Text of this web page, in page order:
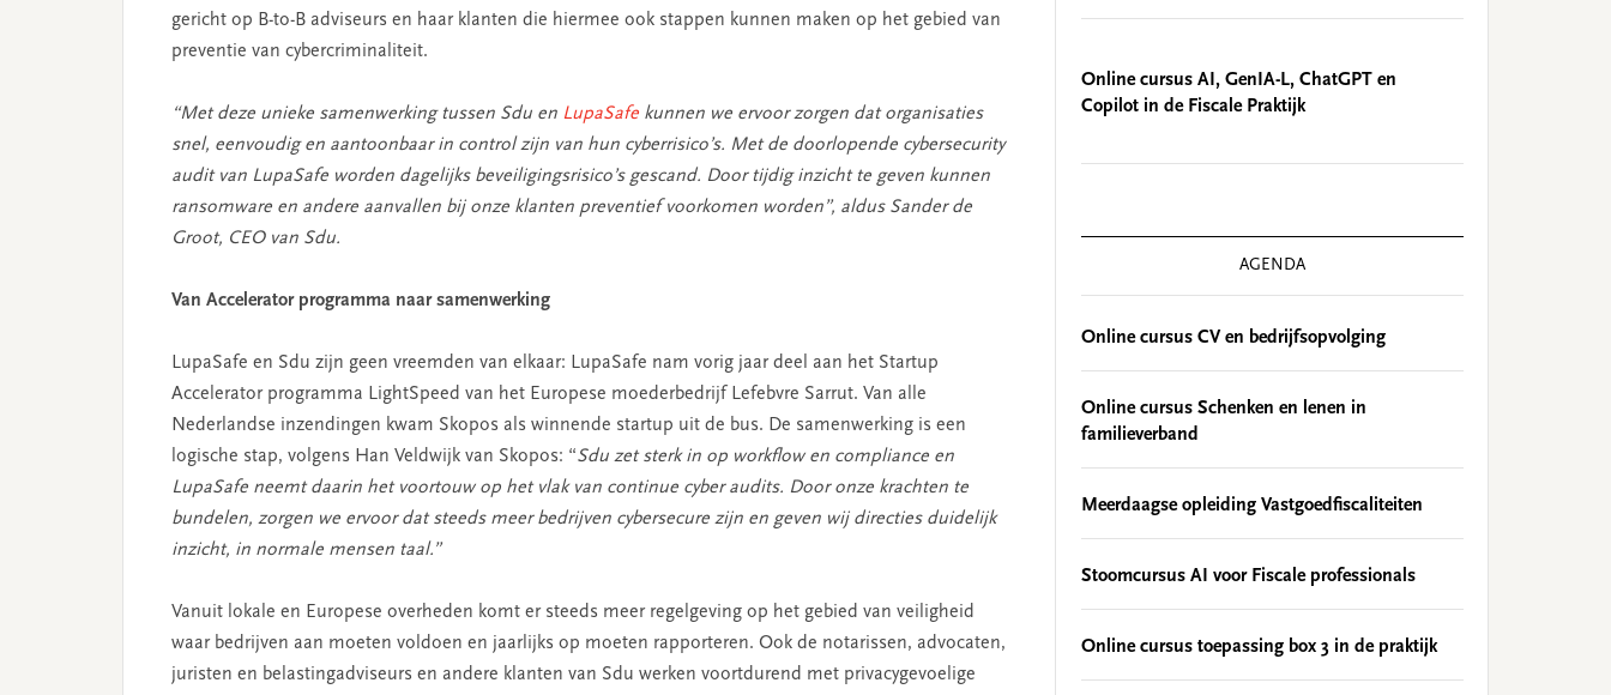
gericht op B-to-B adviseurs en haar klanten die hiermee ook stappen kunnen maken op het gebied van
preventie van cybercriminaliteit.
“Met deze unieke samenwerking tussen Sdu en LupaSafe kunnen we ervoor zorgen dat organisaties
snel, eenvoudig en aantoonbaar in control zijn van hun cyberrisico’s. Met de doorlopende cybersecurity
audit van LupaSafe worden dagelijks beveiligingsrisico’s gescand. Door tijdig inzicht te geven kunnen
ransomware en andere aanvallen bij onze klanten preventief voorkomen worden”, aldus Sander de
Groot, CEO van Sdu.
Van Accelerator programma naar samenwerking
LupaSafe en Sdu zijn geen vreemden van elkaar: LupaSafe nam vorig jaar deel aan het Startup
Accelerator programma LightSpeed van het Europese moederbedrijf Lefebvre Sarrut. Van alle
Nederlandse inzendingen kwam Skopos als winnende startup uit de bus. De samenwerking is een
logische stap, volgens Han Veldwijk van Skopos: “Sdu zet sterk in op workflow en compliance en
LupaSafe neemt daarin het voortouw op het vlak van continue cyber audits. Door onze krachten te
bundelen, zorgen we ervoor dat steeds meer bedrijven cybersecure zijn en geven wij directies duidelijk
inzicht, in normale mensen taal.”
Vanuit lokale en Europese overheden komt er steeds meer regelgeving op het gebied van veiligheid
waar bedrijven aan moeten voldoen en jaarlijks op moeten rapporteren. Ook de notarissen, advocaten,
juristen en belastingadviseurs en andere klanten van Sdu werken voortdurend met privacygevoelige
Online cursus AI, GenIA-L, ChatGPT en
Copilot in de Fiscale Praktijk
AGENDA
Online cursus CV en bedrijfsopvolging
Online cursus Schenken en lenen in
familieverband
Meerdaagse opleiding Vastgoedfiscaliteiten
Stoomcursus AI voor Fiscale professionals
Online cursus toepassing box 3 in de praktijk